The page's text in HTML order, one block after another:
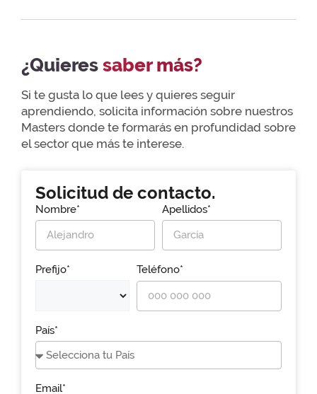
¿Quieressaber más?
Si te gusta lo que lees y quieres seguir
aprendiendo, solicita información sobre nuestros
Masters donde te formarás en profundidad sobre
el sector que más te interese.
Solicitud de contacto.
Nombre* Apellidos*
Prefijo* Teléfono*
País*
Email*